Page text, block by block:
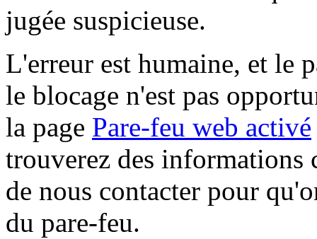
jugée suspicieuse.
L'erreur est humaine, et le
le blocage n'est pas
la page Pare-feu web activé
trouverez des informations
de nous contacter pour
du pare-feu.